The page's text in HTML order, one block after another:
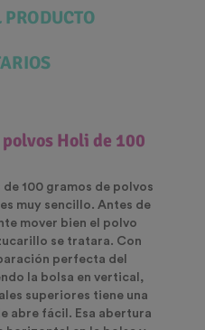
polvos Holi de 100
100 gramos de polvos
muy sencillo. Antes de
mover bien el polvo
se tratara. Con
perfecta del
la bolsa en vertical,
superiores tiene una
abre fácil. Esa abertura